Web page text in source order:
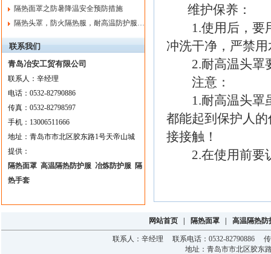
隔热面罩之防暑降温安全预防措施
隔热头罩，防火隔热服，耐高温防护服…
联系我们
青岛冶安工贸有限公司
联系人： 辛经理
电话： 0532-82790886
传真： 0532-82798597
手机： 13006511666
地址： 青岛市市北区胶东路1号天帝山城
提供：
隔热面罩 高温隔热防护服 冶炼防护服 隔
热手套
维护保养：
1.使用后，要用
冲洗干净，严禁
2.耐高温头罩要
注意：
1.耐高温头罩虽
都能起到保护人
接接触！
2.在使用前要认
网站首页 隔热面罩 高温隔热防
联系人：辛经理 联系电话：0532-82790886 传
地址：青岛市市北区胶东